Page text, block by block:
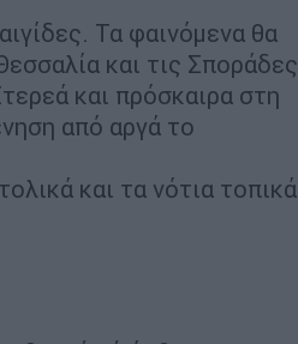
Τα φαινόμενα θα
και τις Σποράδες
και πρόσκαιρα στη
από αργά το
και τα νότια τοπικά